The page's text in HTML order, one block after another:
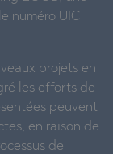
numéro UIC
projets en
les efforts de
peuvent
en raison de
de